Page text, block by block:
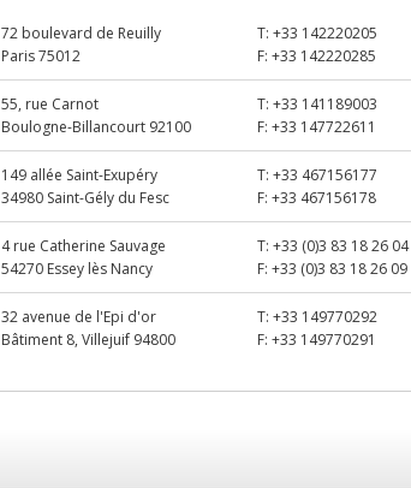
72 boulevard de Reuilly
Paris 75012
T:+33 142220205
F:+33 142220285
55, rue Carnot
Boulogne-Billancourt 92100
T:+33 141189003
F:+33 147722611
149 allée Saint-Exupéry
34980 Saint-Gély du Fesc
T:+33 467156177
F:+33 467156178
4 rue Catherine Sauvage
54270 Essey lès Nancy
T:+33 (0)3 83 18 26 04
F:+33 (0)3 83 18 26 09
32 avenue de l'Epi d'or
Bâtiment 8, Villejuif 94800
T:+33 149770292
F:+33 149770291